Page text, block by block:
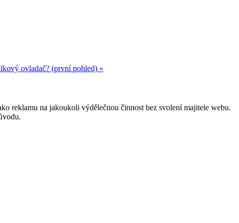
ovladač? (první pohled) »
reklamu na jakoukoli výdělečnou činnost bez svolení majitele webu.